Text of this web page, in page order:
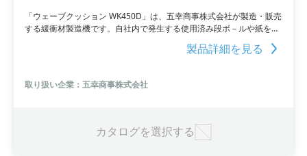
「ウェーブクッション WK450D」は、五幸商事株式会社が製造・販売
する緩衝材製造機です。自社内で発生する使用済み段ボ－ルや紙を梱
包用緩衝材に変えることができます。最大20mmの厚さまで細断で
き、自動送り込み装置も備えているため、作業は簡単です。材料費も
はPDF資料を参照いただくか、お問い合わせください。
製品詳細を見る
取り扱い企業：五幸商事株式会社
カタログを選択する